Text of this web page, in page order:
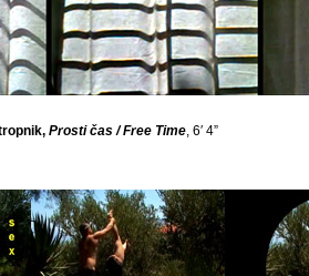
Prosti čas / Free Time, 6′ 4”